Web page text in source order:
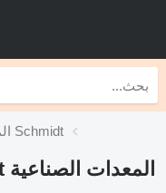
المعدات الصناعية Schmidt
المعدات الصناعية Schmidt